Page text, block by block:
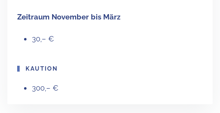
Zeitraum November bis März
30,– €
KAUTION
300,– €